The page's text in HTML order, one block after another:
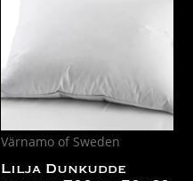
Värnamo of Sweden
Lilja Dunkudde